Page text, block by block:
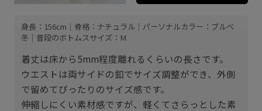
身長：156cm｜骨格：ナチュラル｜パーソナルカラー：ブルべ
冬｜普段のボトムスサイズ：M
着丈は床から5mm程度離れるくらいの長さです。
ウエストは両サイドの釦でサイズ調整ができ、外側
で留めてぴったりのサイズ感です。
伸縮しにくい素材感ですが、軽くてさらっとした素